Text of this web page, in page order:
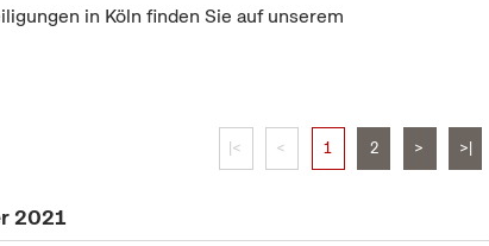
in Köln finden Sie auf unserem
|< < 1 2 > >|
2021